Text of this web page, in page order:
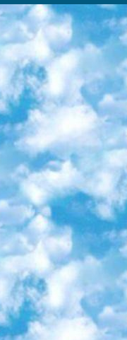
к качественной информации. 6. «ПостНаука» На этом ресурсе публикуют подборки видеолекций, составленные экспертами из разных отраслей и объединённые общими темами. Среди них, к примеру, есть серии «Биоинформатика и геномика», «Культура средневековой Скандинавии» и Cinema Studies о теории кино. Каждая подборка лекций — логически связанная история, рассказанная экспертом от первого лица. Кроме того, на сайте появляются научно-образовательные статьи и тесты на разные темы. 7. «Newочём» Команда проекта «Newочём» отбирает самые интересные тексты из англоязычных СМИ и переводит те из них, за которые голосуют участники сообщества «ВКонтакте». По большей части это научно-популярные статьи. Редакторы придумывают лишь заголовки, в остальном содержание переводов соответствует оригиналам. Полные тексты можно читать прямо в социальной сети. 8. InternetUrok Онлайн-база материалов по основным дисциплинам школьной программы. Информация на сайте структурирована по классам, предметам и темам (урокам). Каждый урок состоит из видеолекций и конспектов. Есть также интерактивные тренажёры и тесты для закрепления пройденного материала. Даже если вы давно окончили школу, возможность повторить программу старших классов всегда может пригодиться. 9. Edutainme Ещё один ресурс об образовании. В отличие от Newtonew, как мне кажется, Edutainme больше ориентируется на представителей индустрии: педагогов, предпринимателей, разработчиков образовательных проектов. Но и любой, кто просто стремится к саморазвитию, найдёт на сайте много полезного и интересного для себя. Например, информацию о новых курсах и образовательных сервисах. 10. Newtonew Онлайн-медиа об образовании и обучении в широком смысле. Авторы Newtonew пишут об инструментах, заведениях, тактиках и стратегиях, которые помогают учить других и получать новые знания самостоятельно. На этой площадке вы найдёте новости, обзоры, аналитические мат